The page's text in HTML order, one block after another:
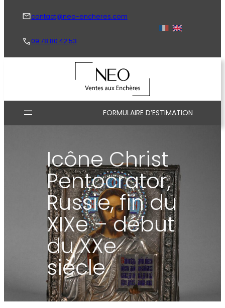
contact@neo-encheres.com
09 78 80 42 53
FORMULAIRE D’ESTIMATION
Icône Christ
Pentocrator,
Russie, fin du
XIXe – début
du XXe
siècle